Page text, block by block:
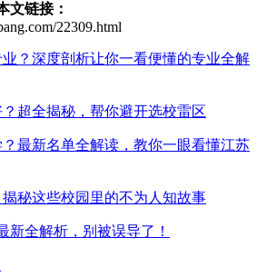
文链接：
22309.html
？深度剖析让你一看便懂的专业全解
超全揭秘，帮你避开选校雷区
最新名单全解读，教你一眼看懂江苏
秘这些校园里的不为人知故事
新全解析，别被误导了！